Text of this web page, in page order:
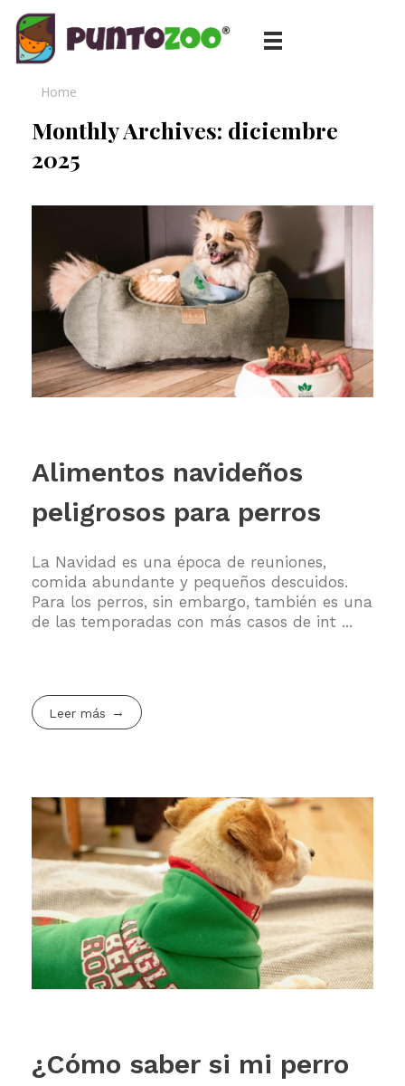
Home
Monthly Archives: diciembre
2025
Alimentos navideños
peligrosos para perros
La Navidad es una época de reuniones,
comida abundante y pequeños descuidos.
Para los perros, sin embargo, también es una
de las temporadas con más casos de int ...
Leer más
¿Cómo saber si mi perro